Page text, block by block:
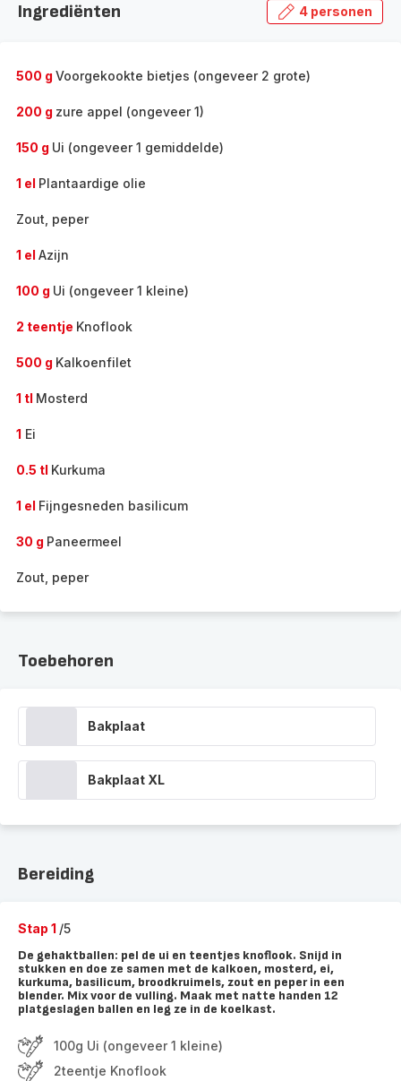
Ingrediënten 4 personen
500 g Voorgekookte bietjes (ongeveer 2 grote)
200 g zure appel (ongeveer 1)
150 g Ui (ongeveer 1 gemiddelde)
1 el Plantaardige olie
Zout, peper
1 el Azijn
100 g Ui (ongeveer 1 kleine)
2 teentje Knoflook
500 g Kalkoenfilet
1 tl Mosterd
1 Ei
0.5 tl Kurkuma
1 el Fijngesneden basilicum
30 g Paneermeel
Zout, peper
Toebehoren
Bakplaat
Bakplaat XL
Bereiding
Stap 1 /5
De gehaktballen: pel de ui en teentjes knoflook. Snijd in
stukken en doe ze samen met de kalkoen, mosterd, ei,
kurkuma, basilicum, broodkruimels, zout en peper in een
blender. Mix voor de vulling. Maak met natte handen 12
platgeslagen ballen en leg ze in de koelkast.
100g Ui (ongeveer 1 kleine)
2teentje Knoflook